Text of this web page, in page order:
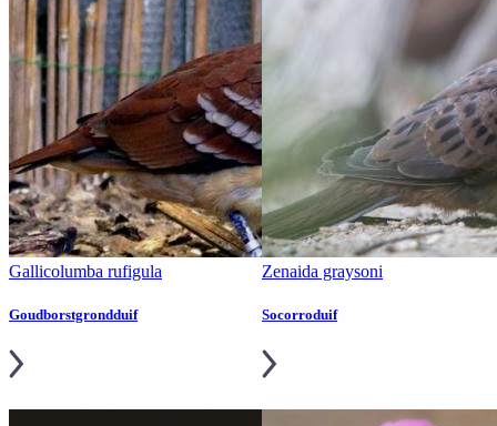
Gallicolumba rufigula
Goudborstgrondduif
Zenaida graysoni
Socorroduif